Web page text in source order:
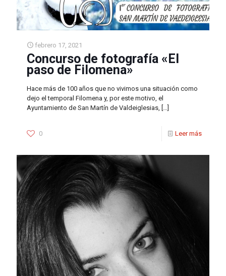
febrero 17, 2021
Concurso de fotografía «El
paso de Filomena»
Hace más de 100 años que no vivimos una situación como
dejo el temporal Filomena y, por este motivo, el
Ayuntamiento de San Martín de Valdeiglesias, […]
0 Leer más